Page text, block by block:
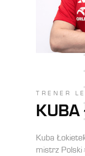
TRENER
KUBA
Kuba
mistrz Polski